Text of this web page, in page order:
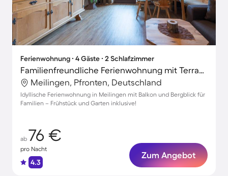
Ferienwohnung ∙ 4 Gäste ∙ 2 Schlafzimmer
Familienfreundliche Ferienwohnung mit Terrasse, Garten und Grill | Gartenblick
Meilingen, Pfronten, Deutschland
Idyllische Ferienwohnung in Meilingen mit Balkon und Bergblick für
Familien – Frühstück und Garten inklusive!
ab 76 €
pro Nacht
4.3
Zum Angebot